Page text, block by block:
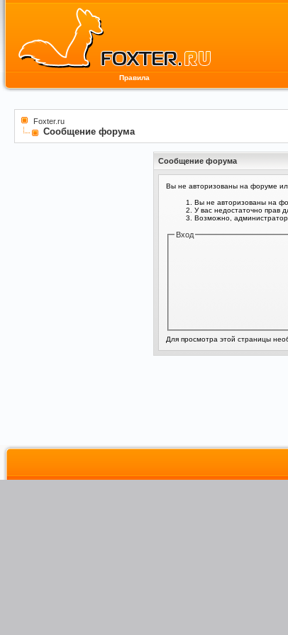
Правила
Foxter.ru
Сообщение форума
Сообщение форума
Вы не авторизованы на форуме
Вы не авторизованы на
У вас недостаточно прав
Возможно,
Вход
Для просмотра этой страницы